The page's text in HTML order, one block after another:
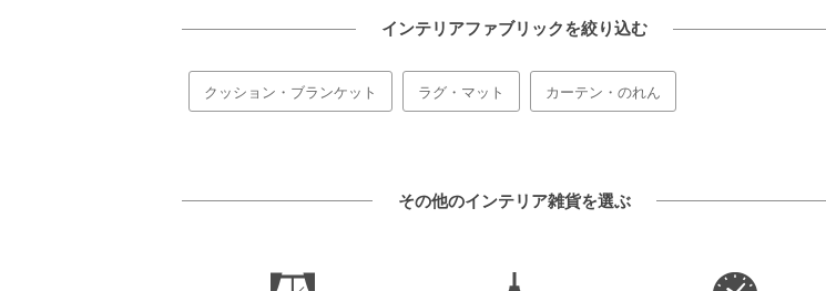
インテリアファブリックを絞り込む
クッション・ブランケット ラグ・マット カーテン・のれん
その他のインテリア雑貨を選ぶ